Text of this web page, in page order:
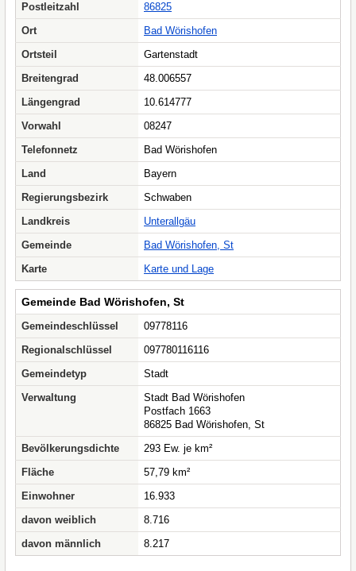
Postleitzahl
86825
Ort
Bad Wörishofen
Ortsteil
Gartenstadt
Breitengrad
48.006557
Längengrad
10.614777
Vorwahl
08247
Telefonnetz
Bad Wörishofen
Land
Bayern
Regierungsbezirk
Schwaben
Landkreis
Unterallgäu
Gemeinde
Bad Wörishofen, St
Karte
Karte und Lage
Gemeinde Bad Wörishofen, St
Gemeindeschlüssel
09778116
Regionalschlüssel
097780116116
Gemeindetyp
Stadt
Verwaltung
Stadt Bad Wörishofen
Postfach 1663
86825 Bad Wörishofen, St
Bevölkerungsdichte
293 Ew. je km²
Fläche
57,79 km²
Einwohner
16.933
davon weiblich
8.716
davon männlich
8.217